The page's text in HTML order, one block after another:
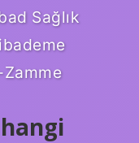
Sağlık
Zamme